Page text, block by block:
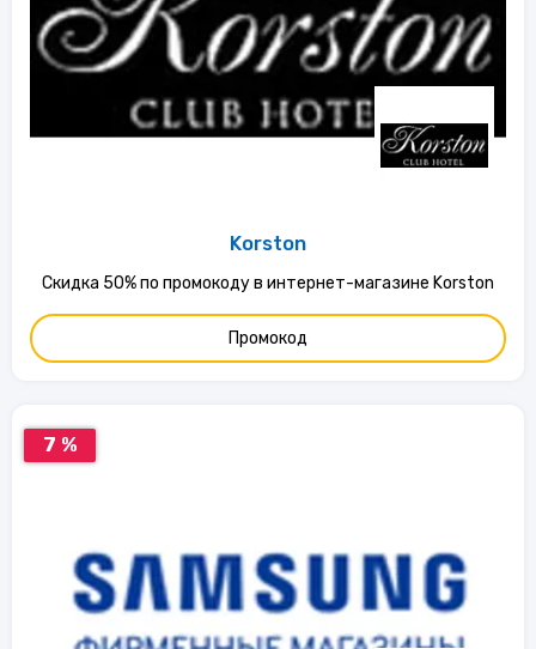
Korston
Скидка 50% по промокоду в интернет-магазине Korston
Промокод
7 %